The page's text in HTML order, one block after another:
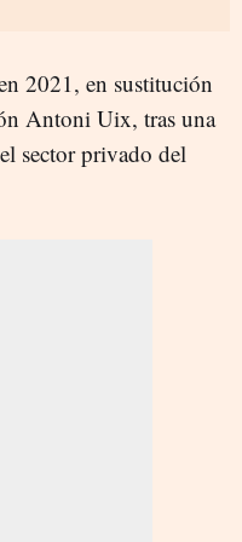
2021, en sustitución
Antoni Uix, tras una
sector privado del